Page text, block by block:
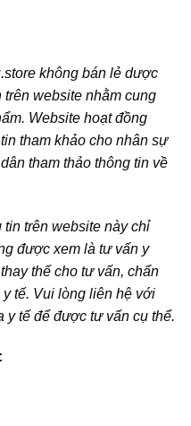
không bán lẻ dược
trên website nhằm cung
Website hoạt đồng
tham khảo cho nhân sự
tham thảo thông tin về
tin trên website này chỉ
được xem là tư vấn y
thế cho tư vấn, chẩn
tế. Vui lòng liên hệ với
y tế để được tư vấn cụ thể.